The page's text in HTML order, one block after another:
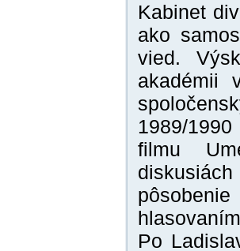
Kabinet
ako
vied.
akadémii
1989/
filmu
Po